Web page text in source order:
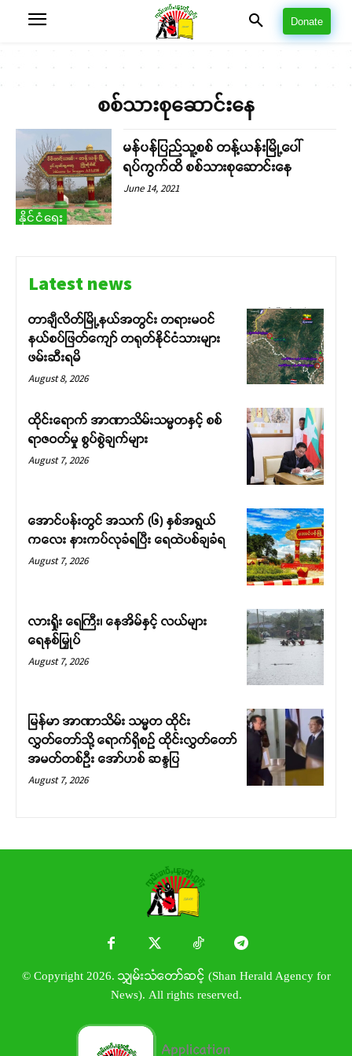
Donate
စစ်သားစုဆောင်းနေ
နိုင်ငံရေး
မန်ပန်ပြည်သူ့စစ် တန့်ယန်းမြို့ပေါ်
ရပ်ကွက်ထိ စစ်သားစုဆောင်းနေ
June 14, 2021
Latest news
တာချီလိတ်မြို့နယ်အတွင်း တရားမဝင်
နယ်စပ်ဖြတ်ကျော် တရုတ်နိုင်ငံသားများ
ဖမ်းဆီးရမိ
August 8, 2026
ထိုင်းရောက် အာဏာသိမ်းသမ္မတနှင့် စစ်
ရာဇဝတ်မှု စွပ်စွဲချက်များ
August 7, 2026
အောင်ပန်းတွင် အသက် (၆) နှစ်အရွယ်
ကလေး နားကပ်လုခံရပြီး ရေထဲပစ်ချခံရ
August 7, 2026
လားရှိုး ရေကြီး၊ နေအိမ်နှင့် လယ်များ
ရေနစ်မြှုပ်
August 7, 2026
မြန်မာ အာဏာသိမ်း သမ္မတ ထိုင်း
လွှတ်တော်သို့ ရောက်ရှိစဉ် ထိုင်းလွှတ်တော်
အမတ်တစ်ဦး အော်ဟစ် ဆန္ဒပြ
August 7, 2026
© Copyright 2026. သျှမ်းသံတော်ဆင့် (Shan Herald Agency for
News). All rights reserved.